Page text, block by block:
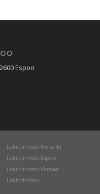
Espoo
Lakitoimisto Helsinki
Lakitoimisto Espoo
Lakitoimisto Vantaa
Lakitoimisto